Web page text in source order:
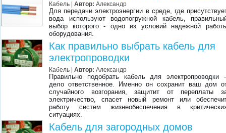
Кабель |Автор: Александр
Для передачи электроэнергии в среде, где
вода используют водопогружной кабель,
выбор которого - одно из условий надежной
оборудования.
Как правильно выбрать кабель для
электропроводки
Кабель |Автор: Александр
Правильно подобрать кабель для электропроводки
дело ответственное. Именно он сохранит ваш дом
случайного возгорания, защитит от переплаты
электричество, спасет новый ремонт или
работу систем жизнеобеспечения в
ситуациях.
Кабель для загородных домов